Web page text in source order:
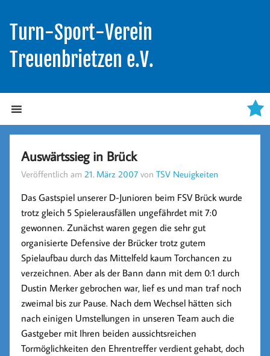
Turn-Sport-Verein
Treuenbrietzen e.V.
Auswärtssieg in Brück
Veröffentlich am 21. März 2007 vonTSV Neuigkeiten
Das Gastspiel unserer D-Junioren beim FSV Brück wurde
trotz gleich 5 Spielerausfällen ungefährdet mit 7:0
gewonnen. Zunächst waren gegen die sehr gut
organisierte Defensive der Brücker trotz gutem
Spielaufbau durch das Mittelfeld kaum Torchancen zu
verzeichnen. Aber als der Bann dann mit dem 0:1 durch
Dustin Merker gebrochen war, lief es und man traf noch
zweimal bis zur Pause. Nach dem Wechsel hätten sich
nach einigen Umstellungen in unseren Team auch die
Gastgeber mit Ihren beiden aussichtsreichen
Tormöglichkeiten den Ehrentreffer verdient gehabt, doch